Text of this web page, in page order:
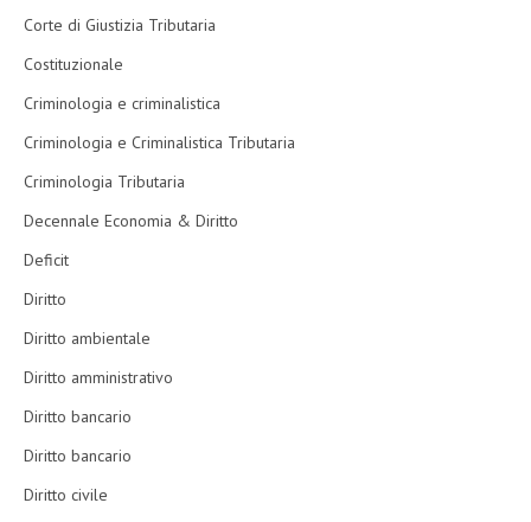
Corte di Giustizia Tributaria
Costituzionale
Criminologia e criminalistica
Criminologia e Criminalistica Tributaria
Criminologia Tributaria
Decennale Economia & Diritto
Deficit
Diritto
Diritto ambientale
Diritto amministrativo
Diritto bancario
Diritto bancario
Diritto civile